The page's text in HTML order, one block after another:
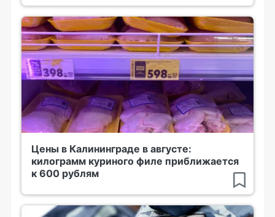
Цены в Калининграде в августе:
килограмм куриного филе приближается
к 600 рублям